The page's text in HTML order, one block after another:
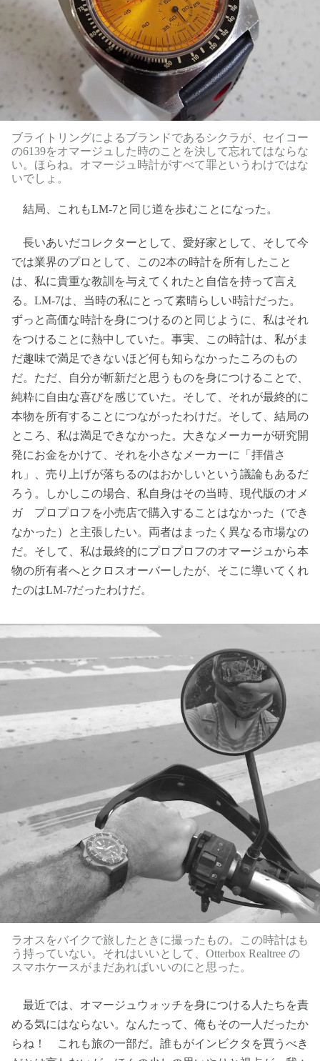
ブライトリングによるブランドであるシクラが、セイコー
の6139をオマージュした時のことを決して忘れてはならな
い。ほらね。オマージュ時計がすべて罪というわけではな
いでしょ。
結局、これもLM-7と同じ道を歩むことになった。
長いあいだコレクターとして、愛好家として、そして今
では業界のプロとして、この2本の時計を所有したこと
は、私に貴重な教訓を与えてくれたと自信を持って言え
る。LM-7は、当時の私にとって素晴らしい時計だった。
ずっと高価な時計を身につけるのと同じように、私はそれ
をつけることに熱中していた。事実、この時計は、私がま
だ趣味で満足できないほど何も知らなかったころのもの
だ。ただ、自分が斬新だと思うものを身につけることで、
純粋に自由な喜びを感じていた。そして、それが最終的に
本物を所有することにつながったわけだ。そして、結局の
ところ、私は満足できなかった。大きなメーカーが研究開
発にお金をかけて、それを小さなメーカーに「拝借さ
れ」、売り上げが落ちるのはおかしいという議論もあるだ
ろう。しかしこの場合、私自身はその当時、現代版のオメ
ガ プロプロフを小売店で購入することはなかった（でき
なかった）と主張したい。両者はまったく異なる市場なの
だ。そして、私は最終的にプロプロフのオマージュから本
物の所有者へとクロスオーバーしたが、そこに導いてくれ
たのはLM-7だったわけだ。
ラオスをバイクで旅したときに撮ったもの。この時計はも
う持っていない。それはいいとして、Otterbox Realtree の
スマホケースがまだあればいいのにと思った。
最近では、オマージュウォッチを身につける人たちを責
める気にはならない。なんたって、俺もその一人だったか
らね！ これも旅の一部だ。誰もがインビクタを買うべき